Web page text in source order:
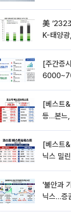
美 ‘232
K-태양
[주간증
[베스트
등…본느,
[베스트&
닉스 밀
'불안과
닉스…증